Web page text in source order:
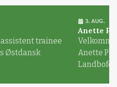
trainee
Østdansk
3. AUG.
Anette
Anette